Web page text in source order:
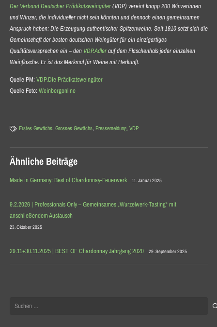
Der Verband Deutscher Prädikatsweingüter(VDP) vereint knapp 200 Winzerinnen
und Winzer, die individueller nicht sein könnten und dennoch einen gemeinsamen
Anspruch haben: Die Erzeugung authentischer Spitzenweine. Seit 1910 setzt sich die
Gemeinschaft der besten deutschen Weingüter für ein einzigartiges
Qualitätsversprechen ein – den VDP.Adlerauf dem Flaschenhals jeder einzelnen
Weinflasche. Er ist das Merkmal für Weine mit Herkunft.
Quelle PM: VDP.Die Prädikatsweingüter
Quelle Foto: Weinbergonline
Erstes Gewächs,Grosses Gewächs,Pressemeldung,VDP
Ähnliche Beiträge
Made in Germany: Best of Chardonnay-Feuerwerk 11. Januar 2025
9.2.2026 | Professionals Only – Gemeinsames „Wurzelwerk-Tasting“ mit
anschließendem Austausch
23. Oktober 2025
29.11+30.11.2025 | BEST OF Chardonnay Jahrgang 2020 29. September 2025
Suchen